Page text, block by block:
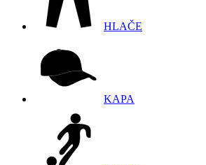
HLAČE
KAPA